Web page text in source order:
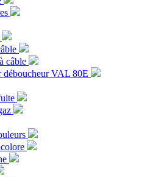
câble
déboucheur VAL 80E